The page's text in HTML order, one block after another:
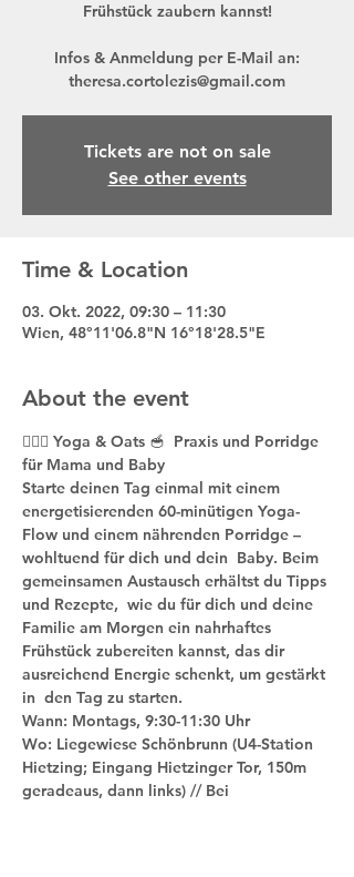
Frühstück zaubern kannst!
Infos & Anmeldung per E-Mail an:
theresa.cortolezis@gmail.com
Tickets are not on sale
See other events
Time & Location
03. Okt. 2022, 09:30 – 11:30
Wien, 48°11'06.8"N 16°18'28.5"E
About the event
🧘🏼‍♀️ Yoga & Oats 🥣  Praxis und Porridge
für Mama und Baby
Starte deinen Tag einmal mit einem
energetisierenden 60-minütigen Yoga-
Flow und einem nährenden Porridge –
wohltuend für dich und dein  Baby. Beim
gemeinsamen Austausch erhältst du Tipps
und Rezepte,  wie du für dich und deine
Familie am Morgen ein nahrhaftes
Frühstück zubereiten kannst, das dir
ausreichend Energie schenkt, um gestärkt
in  den Tag zu starten.
Wann: Montags, 9:30-11:30 Uhr
Wo: Liegewiese Schönbrunn (U4-Station
Hietzing; Eingang Hietzinger Tor, 150m
geradeaus, dann links) // Bei